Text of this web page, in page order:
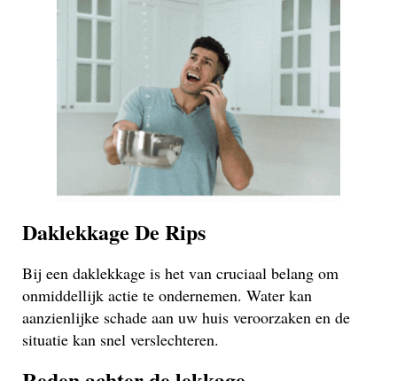
Daklekkage De Rips
Bij een daklekkage is het van cruciaal belang om
onmiddellijk actie te ondernemen. Water kan
aanzienlijke schade aan uw huis veroorzaken en de
situatie kan snel verslechteren.